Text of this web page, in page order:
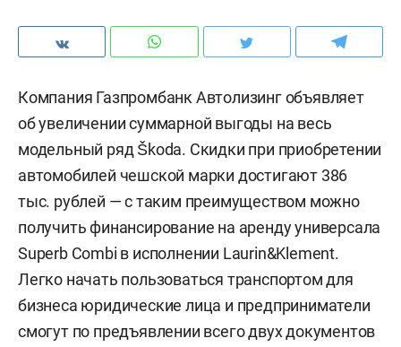
Компания Газпромбанк Автолизинг объявляет
об увеличении суммарной выгоды на весь
модельный ряд Škoda. Скидки при приобретении
автомобилей чешской марки достигают 386
тыс. рублей — с таким преимуществом можно
получить финансирование на аренду универсала
Superb Combi в исполнении Laurin&Klement.
Легко начать пользоваться транспортом для
бизнеса юридические лица и предприниматели
смогут по предъявлении всего двух документов